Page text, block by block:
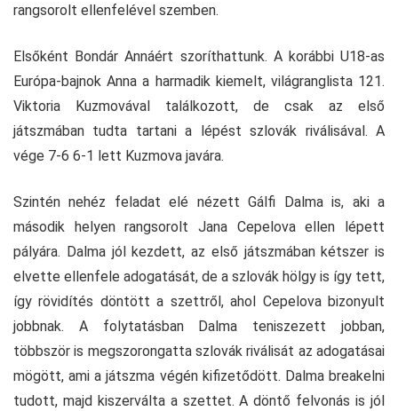
rangsorolt ellenfelével szemben.
Elsőként Bondár Annáért szoríthattunk. A korábbi U18-as
Európa-bajnok Anna a harmadik kiemelt, világranglista 121.
Viktoria Kuzmovával találkozott, de csak az első
játszmában tudta tartani a lépést szlovák riválisával. A
vége 7-6 6-1 lett Kuzmova javára.
Szintén nehéz feladat elé nézett Gálfi Dalma is, aki a
második helyen rangsorolt Jana Cepelova ellen lépett
pályára. Dalma jól kezdett, az első játszmában kétszer is
elvette ellenfele adogatását, de a szlovák hölgy is így tett,
így rövidítés döntött a szettről, ahol Cepelova bizonyult
jobbnak. A folytatásban Dalma teniszezett jobban,
többször is megszorongatta szlovák riválisát az adogatásai
mögött, ami a játszma végén kifizetődött. Dalma breakelni
tudott, majd kiszerválta a szettet. A döntő felvonás is jól